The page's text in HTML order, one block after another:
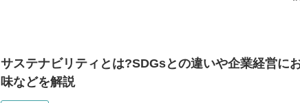
サステナビリティとは?SDGsとの違いや企業経営に
味などを解説